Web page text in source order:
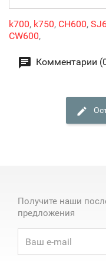
k700, k750, CH600,
CW600,
Комментарии
Получите наши
предложения